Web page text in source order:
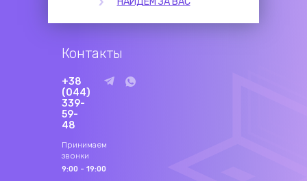
Контакты
+38
(044)
339-
59-
48
Принимаем
звонки
9:00 - 19:00